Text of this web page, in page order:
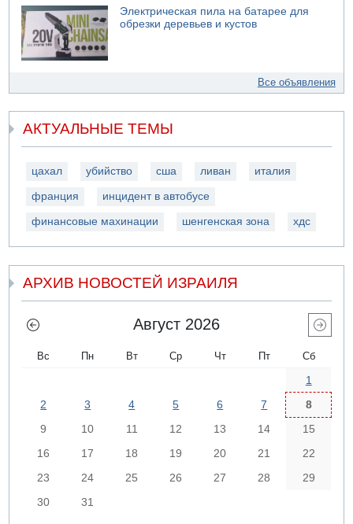
Электрическая пила на батарее для
обрезки деревьев и кустов
Все объявления
АКТУАЛЬНЫЕ ТЕМЫ
цахал убийство сша ливан италия
франция инцидент в автобусе
финансовые махинации шенгенская зона хдс
АРХИВ НОВОСТЕЙ ИЗРАИЛЯ
Август 2026
Вс Пн Вт Ср Чт Пт Сб
1
2
3 4 5 6 7
8
9
10 11 12 13 14
15
16
17 18 19 20 21
22
23
24 25 26 27 28
29
30
31